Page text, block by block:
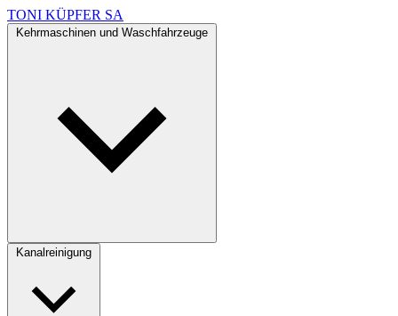
TONI KÜPFER SA